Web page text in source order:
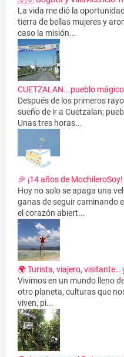
La vida me dió la
tierra de bellas mujeres y
caso la misión...
CUETZALAN...pueblo mágico
Después de los primeros
sueño de ir a Cuetzalan;
Unas tres horas...
🎉 ¡14 años de MochileroSoy!
Hoy no solo se apaga una
ganas de seguir caminando
el corazón abiert...
🌍 Turista, viajero, visitante…
Vivimos en un mundo lleno
otro planeta, culturas que
viven, pi...